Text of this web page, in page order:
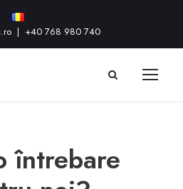
| +40 768 980 740
întrebare